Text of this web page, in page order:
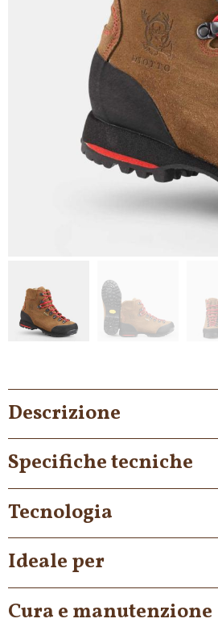
Descrizione
Specifiche tecniche
Tecnologia
Ideale per
Cura e manutenzione